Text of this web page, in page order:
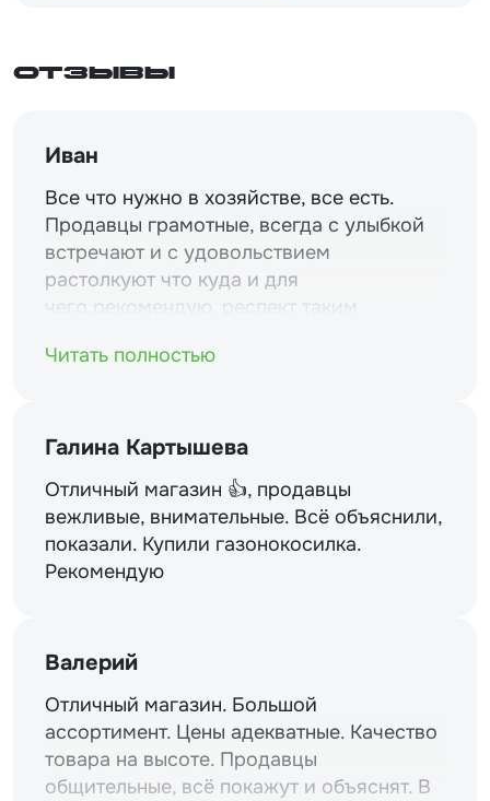
Отзывы
Иван
Все что нужно в хозяйстве, все есть.
Продавцы грамотные, всегда с улыбкой
встречают и с удовольствием
растолкуют что куда и для
чего.рекомендую. респект таким
Читать полностью
Галина Картышева
Отличный магазин 👍, продавцы
вежливые, внимательные. Всё объяснили,
показали. Купили газонокосилка.
Рекомендую
Валерий
Отличный магазин. Большой
ассортимент. Цены адекватные. Качество
товара на высоте. Продавцы
общительные, всё покажут и объяснят. В